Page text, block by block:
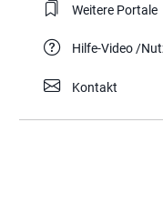
Weitere Portale
Hilfe-Video /
Kontakt